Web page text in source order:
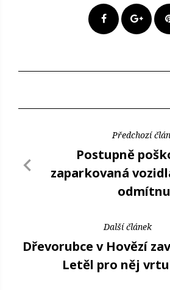
Předchozí
Postupně
zaparkovaná
Další článek
Dřevorubce v Hovězí
Letěl pro něj